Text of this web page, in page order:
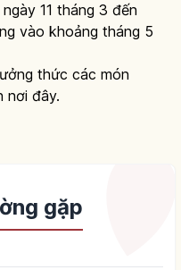
11 tháng 3 đến
vào khoảng tháng 5
thức các món
nơi đây.
gặp